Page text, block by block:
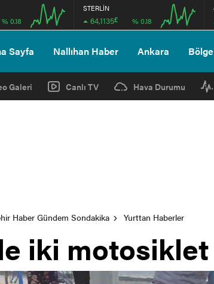
% 0.18
STERLİN
64,1135£ % 0.18
Sayfa Nallıhan Haber Ankara
Galeri Canlı TV Hava Durumu
Haber Gündem Sondakika Yurttan Haberler
iki motosiklet